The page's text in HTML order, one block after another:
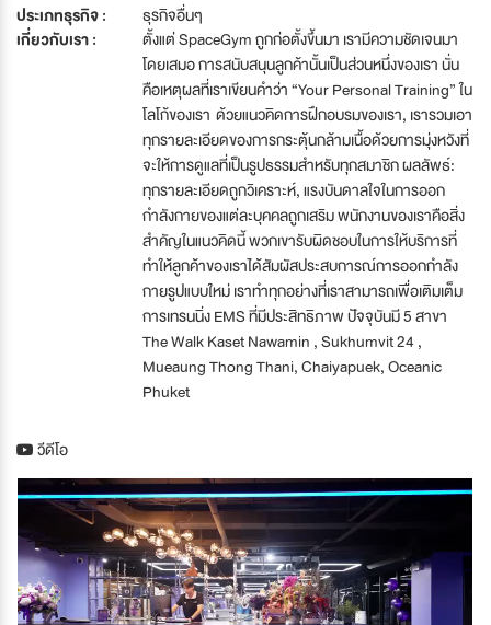
ประเภทธุรกิจ :
ธุรกิจอื่นๆ
เกี่ยวกับเรา :
ตั้งแต่ SpaceGym ถูกก่อตั้งขึ้นมา เรามีความชัดเจนมา
โดยเสมอ การสนับสนุนลูกค้านั้นเป็นส่วนหนึ่งของเรา นั่น
คือเหตุผลที่เราเขียนคำว่า “Your Personal Training” ใน
โลโก้ของเรา ด้วยแนวคิดการฝึกอบรมของเรา, เรารวมเอา
ทุกรายละเอียดของการกระตุ้นกล้ามเนื้อด้วยการมุ่งหวังที่
จะให้การดูแลที่เป็นรูปธรรมสำหรับทุกสมาชิก ผลลัพธ์:
ทุกรายละเอียดถูกวิเคราะห์, แรงบันดาลใจในการออก
กำลังกายของแต่ละบุคคลถูกเสริม พนักงานของเราคือสิ่ง
สำคัญในแนวคิดนี้ พวกเขารับผิดชอบในการให้บริการที่
ทำให้ลูกค้าของเราได้สัมผัสประสบการณ์การออกกำลัง
กายรูปแบบใหม่ เราทำทุกอย่างที่เราสามารถเพื่อเติมเต็ม
การเทรนนิ่ง EMS ที่มีประสิทธิภาพ ปัจจุบันมี 5 สาขา
The Walk Kaset Nawamin , Sukhumvit 24 ,
Mueaung Thong Thani, Chaiyapuek, Oceanic
Phuket
วีดีโอ